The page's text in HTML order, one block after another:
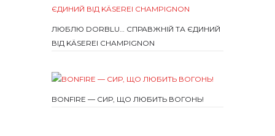
ЛЮБЛЮ DORBLU… СПРАВЖНІЙ ТА ЄДИНИЙ
ВІД KÄSEREI CHAMPIGNON
BONFIRE — СИР, ЩО ЛЮБИТЬ ВОГОНЬ!